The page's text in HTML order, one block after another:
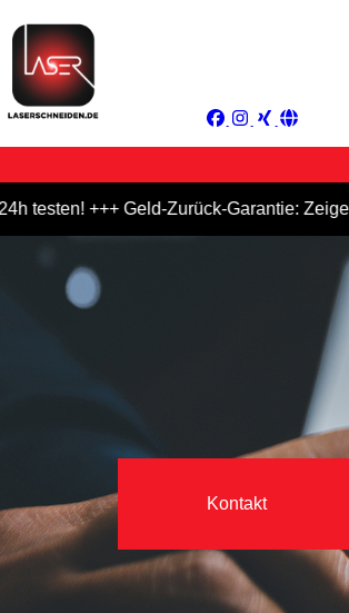
+++ Geld-Zurück-Garantie:
Kontakt